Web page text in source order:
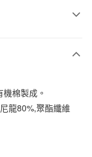
21家銀行
棉製成。
龍80%,聚酯纖維